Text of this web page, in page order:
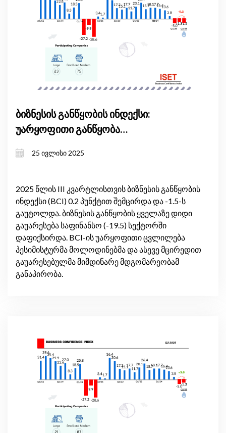
ბიზნესის განწყობის ინდექსი:
უარყოფითი განწყობა
25 ივლისი 2025
2025 წლის III კვარტლისთვის ბიზნესის განწყობის
ინდექსი (BCI) 0.2 პუნქტით შემცირდა და -1.5-ს
გაუტოლდა. ბიზნესის განწყობის ყველაზე დიდი
გაუარესება საფინანსო (-19.5) სექტორში
დაფიქსირდა. BCI-ის უარყოფითი ცვლილება
პესიმისტურმა მოლოდინებმა და ასევე მცირედით
გაუარესებულმა მიმდინარე მდგომარეობამ
განაპირობა.